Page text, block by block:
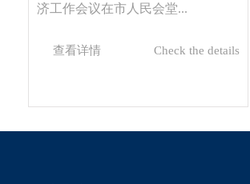
济工作会议在市人民会堂...
查看详情 Check the details